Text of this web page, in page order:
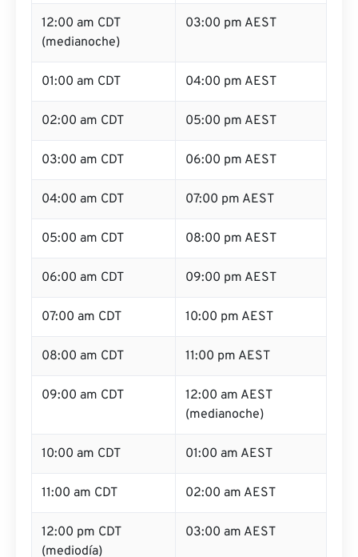
12:00 am CDT
(medianoche)
03:00 pm AEST
01:00 am CDT 04:00 pm AEST
02:00 am CDT 05:00 pm AEST
03:00 am CDT 06:00 pm AEST
04:00 am CDT 07:00 pm AEST
05:00 am CDT 08:00 pm AEST
06:00 am CDT 09:00 pm AEST
07:00 am CDT 10:00 pm AEST
08:00 am CDT 11:00 pm AEST
09:00 am CDT
12:00 am AEST
(medianoche)
10:00 am CDT 01:00 am AEST
11:00 am CDT 02:00 am AEST
12:00 pm CDT
(mediodía)
03:00 am AEST